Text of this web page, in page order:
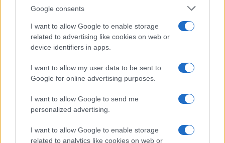
Google consents
I want to allow Google to enable storage
related to advertising like cookies on web or
device identifiers in apps.
I want to allow my user data to be sent to
Google for online advertising purposes.
I want to allow Google to send me
personalized advertising.
I want to allow Google to enable storage
related to analytics like cookies on web or